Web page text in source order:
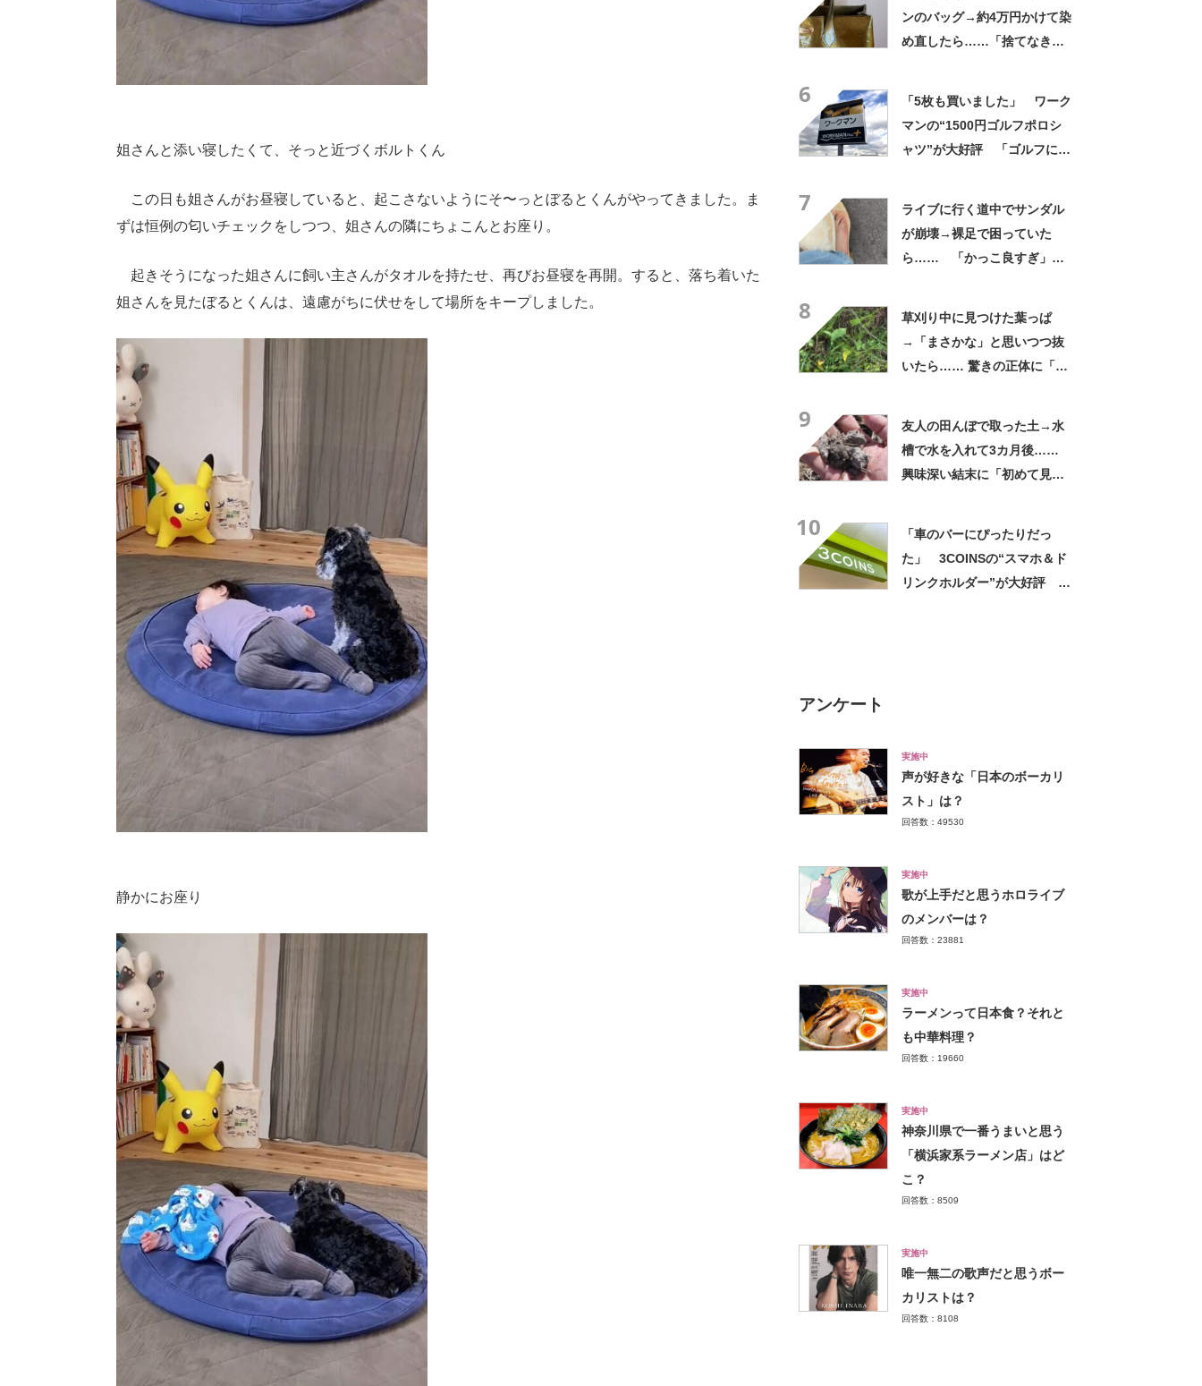
姐さんと添い寝したくて、そっと近づくボルトくん
この日も姐さんがお昼寝していると、起こさないようにそ〜っとぼるとくんがやってきました。ま
ずは恒例の匂いチェックをしつつ、姐さんの隣にちょこんとお座り。
起きそうになった姐さんに飼い主さんがタオルを持たせ、再びお昼寝を再開。すると、落ち着いた
姐さんを見たぼるとくんは、遠慮がちに伏せをして場所をキープしました。
静かにお座り
ンのバッグ→約4万円かけて染
め直したら……「捨てなきゃ
6
「5枚も買いました」 ワーク
マンの“1500円ゴルフポロシ
ャツ”が大好評 「ゴルフにも
7
ライブに行く道中でサンダル
が崩壊→裸足で困っていた
ら…… 「かっこ良すぎ」ま
8
草刈り中に見つけた葉っぱ
→「まさかな」と思いつつ抜
いたら…… 驚きの正体に「お
9
友人の田んぼで取った土→水
槽で水を入れて3カ月後……
興味深い結末に「初めて見
10
「車のバーにぴったりだっ
た」 3COINSの“スマホ＆ド
リンクホルダー”が大好評
アンケート
実施中
声が好きな「日本のボーカリ
スト」は？
回答数：49530
実施中
歌が上手だと思うホロライブ
のメンバーは？
回答数：23881
実施中
ラーメンって日本食？それと
も中華料理？
回答数：19660
実施中
神奈川県で一番うまいと思う
「横浜家系ラーメン店」はど
こ？
回答数：8509
実施中
唯一無二の歌声だと思うボー
カリストは？
回答数：8108